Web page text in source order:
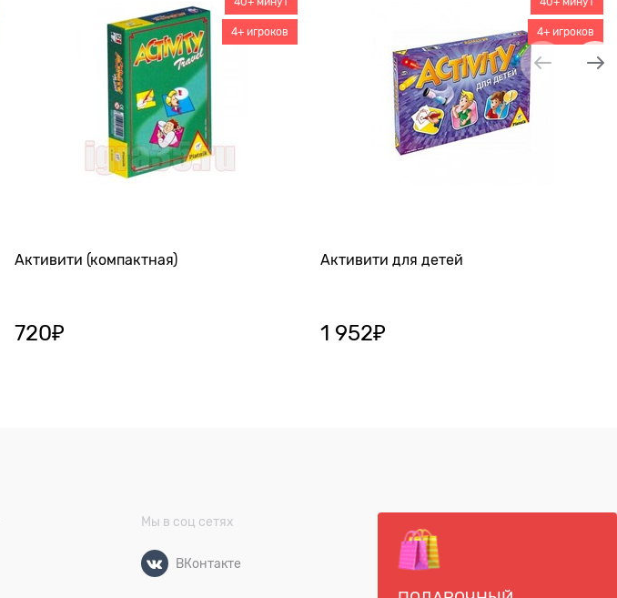
Активити (компактная)
4+ игроков
720₽
Активити для детей
4+ игроков
1 952₽
Мы в соц сетях
ВКонтакте